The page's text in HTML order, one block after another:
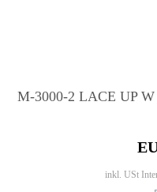
M-3000-2 LACE UP
inkl. USt